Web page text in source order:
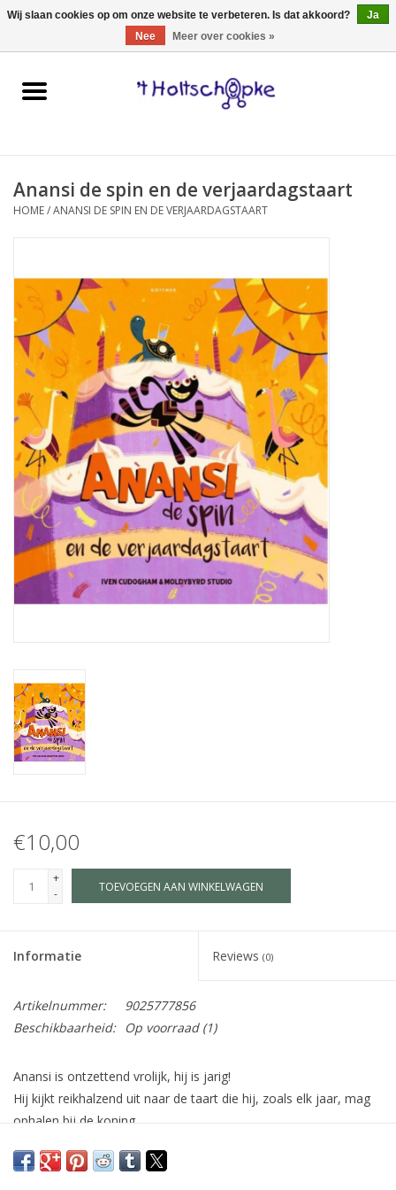
0 Artikelen - €0,00
Home
spellen
schmink & make-up
hebbedingen
kinderkamer
eten & drinken
knuffels
boeken
SALE
Merken
Anansi de spin en de verjaardagstaart
HOME/ANANSI DE SPIN EN DE VERJAARDAGSTAART
€10,00
+
-
TOEVOEGEN AAN WINKELWAGEN
Informatie Reviews (0)
Artikelnummer:
9025777856
Beschikbaarheid:
Op voorraad(1)
Anansi is ontzettend vrolijk, hij is jarig!
Hij kijkt reikhalzend uit naar de taart die hij, zoals elk jaar, mag
ophalen bij de koning.
voor hem gebakken.
Wij slaan cookies op om onze website te verbeteren. Is dat akkoord?
Ja
Nee
Meer over cookies »